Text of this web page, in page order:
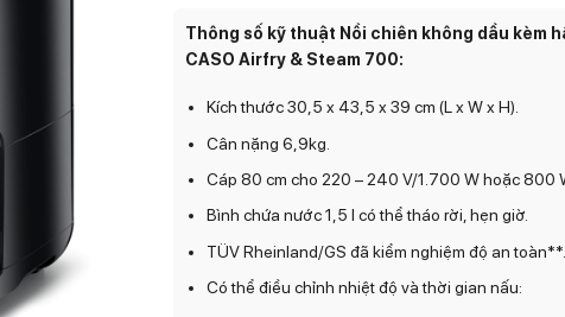
là:
3.700.000₫.
tại
Thông số kỹ thuật Nồi chiên không dầu kèm
CASO Airfry & Steam 700:
Kích thước 30,5 x 43,5 x 39 cm (L x W x H).
Cân nặng 6,9kg.
Cáp 80 cm cho 220 – 240 V/1.700 W hoặc 800
Bình chứa nước 1,5 l có thể tháo rời, hẹn giờ.
TÜV Rheinland/GS đã kiểm nghiệm độ an toàn**.
Có thể điều chỉnh nhiệt độ và thời gian nấu: